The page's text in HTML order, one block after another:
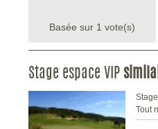
Basée sur 1 vote(s)
Stage espace VIP
Tout